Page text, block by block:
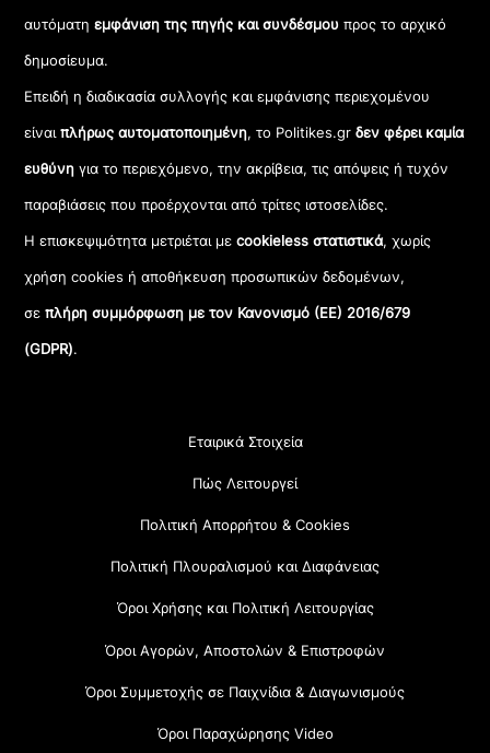
αυτόματηεμφάνιση της πηγής και συνδέσμου προς το αρχικό
δημοσίευμα.
Επειδή η διαδικασία συλλογής και εμφάνισης περιεχομένου
είναιπλήρως αυτοματοποιημένη, το Politikes.grδεν φέρει καμία
ευθύνη για το περιεχόμενο, την ακρίβεια, τις απόψεις ή τυχόν
παραβιάσεις που προέρχονται από τρίτες ιστοσελίδες.
Η επισκεψιμότητα μετριέται μεcookieless στατιστικά, χωρίς
χρήση cookies ή αποθήκευση προσωπικών δεδομένων,
σεπλήρη συμμόρφωση με τον Κανονισμό (ΕΕ) 2016/679
(GDPR).
Εταιρικά Στοιχεία
Πώς Λειτουργεί
Πολιτική Απορρήτου & Cookies
Πολιτική Πλουραλισμού και Διαφάνειας
Όροι Χρήσης και Πολιτική Λειτουργίας
Όροι Αγορών, Αποστολών & Επιστροφών
Όροι Συμμετοχής σε Παιχνίδια & Διαγωνισμούς
Όροι Παραχώρησης Video